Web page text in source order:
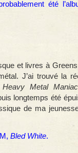
été
et livres à
J’ai trouvé la
Heavy Metal Maniac
longtemps été
de ma
Bled White.